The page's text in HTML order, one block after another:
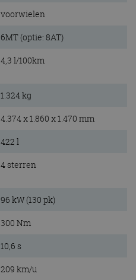
voorwielen
6MT (optie: 8AT)
4,3 l/100km
1.324 kg
4.374 x 1.860 x 1.470 mm
422 l
4 sterren
96 kW (130 pk)
300 Nm
10,6 s
209 km/u